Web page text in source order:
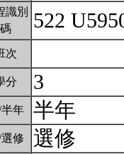
識別
碼
522
次
分 3
年 半年
修 選修